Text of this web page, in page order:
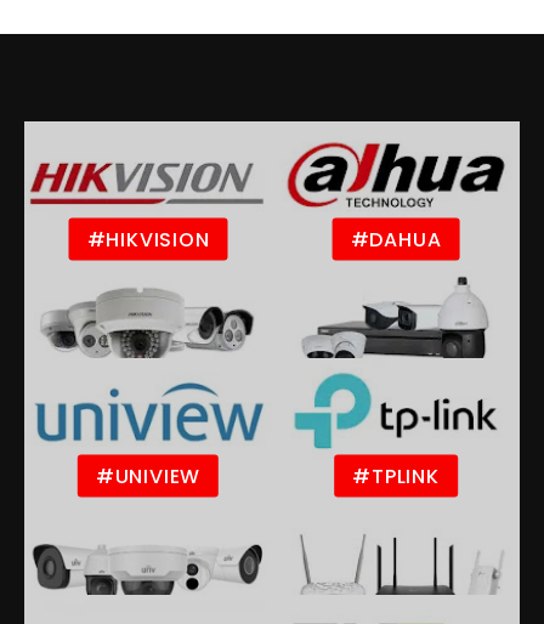
#HIKVISION #DAHUA
#UNIVIEW #TPLINK